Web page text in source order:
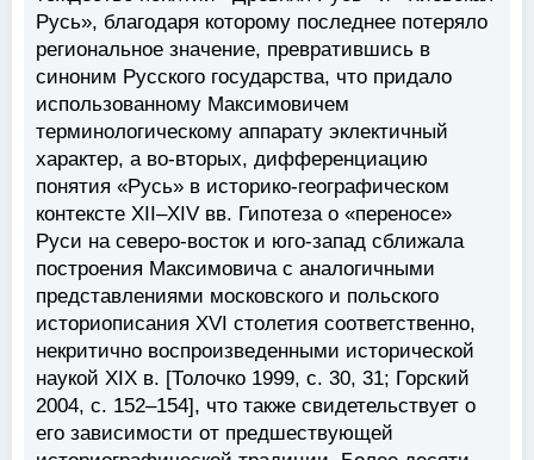
Русь», благодаря которому последнее потеряло
региональное значение, превратившись в
синоним Русского государства, что придало
использованному Максимовичем
терминологическому аппарату эклектичный
характер, а во-вторых, дифференциацию
понятия «Русь» в историко-географическом
контексте XII–XIV вв. Гипотеза о «переносе»
Руси на северо-восток и юго-запад сближала
построения Максимовича с аналогичными
представлениями московского и польского
историописания XVI столетия соответственно,
некритично воспроизведенными исторической
наукой XIX в. [Толочко 1999, с. 30, 31; Горский
2004, с. 152–154], что также свидетельствует о
его зависимости от предшествующей